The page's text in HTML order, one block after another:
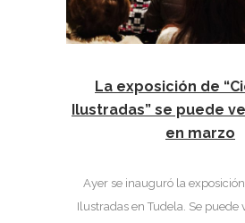
La exposición de
Ilustradas” se puede
en marzo
Ayer se inauguró la
Ilustradas en Tudela. Se puede